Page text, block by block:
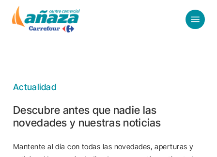
Menu
Actualidad
Descubre antes que nadie las
novedades y nuestras noticias
Mantente al día con todas las novedades, aperturas y